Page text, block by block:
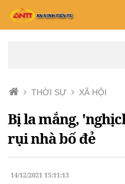
THỜI SỰ XÃ HỘI
Bị la mắng,
rụi nhà bố đẻ
14/12/2021 15:11:13